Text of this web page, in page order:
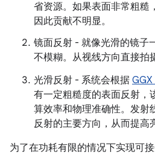
省资源。如果表面非常粗糙
因此贡献不明显。
镜面反射 - 就像光滑的镜子
不模糊。从视线方向直接拍
光滑反射 - 系统会根据
有一定粗糙度的表面反射，
算效率和物理准确性。发射
反射的主要方向，从而提高
为了在功耗有限的情况下实现可